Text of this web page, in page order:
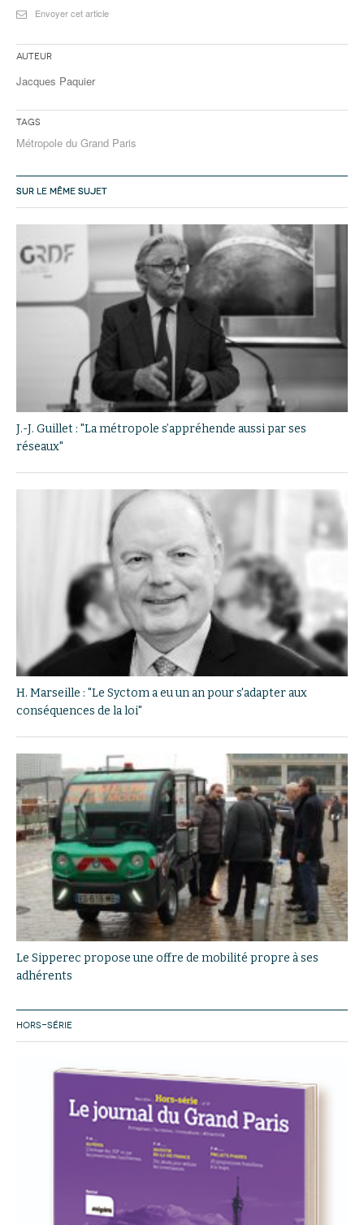
Envoyer cet article
Auteur
Jacques Paquier
Tags
Métropole du Grand Paris
SUR LE MÊME SUJET
J.-J. Guillet : "La métropole s’appréhende aussi par ses
réseaux"
H. Marseille : "Le Syctom a eu un an pour s'adapter aux
conséquences de la loi"
Le Sipperec propose une offre de mobilité propre à ses
adhérents
HORS-SÉRIE